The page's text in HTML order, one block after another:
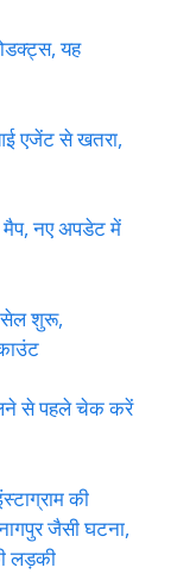
यह
एजेंट से खतरा,
मैप, नए अपडेट में
शुरू,
से पहले चेक करें
की
जैसी घटना,
लड़की